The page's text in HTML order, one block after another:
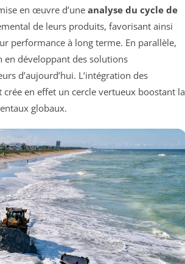
en œuvre d’une analyse du cycle de
de leurs produits, favorisant ainsi
performance à long terme. En parallèle,
en développant des solutions
d’aujourd’hui. L’intégration des
en effet un cercle vertueux boostant la
globaux.